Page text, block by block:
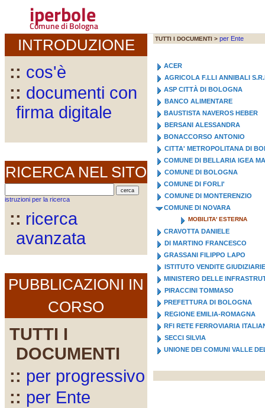
iperbole
Comune di Bologna
INTRODUZIONE
:: cos'è
:: documenti con
firma digitale
RICERCA NEL SITO
istruzioni per la ricerca
:: ricerca
avanzata
PUBBLICAZIONI IN
CORSO
TUTTI I
DOCUMENTI
:: per progressivo
:: per Ente
TUTTI I DOCUMENTI > per Ente
ACER
AGRICOLA F.LLI ANNIBALI
ASP CITTÀ DI BOLOGNA
BANCO ALIMENTARE
BAUSTISTA NAVEROS HEBER
BERSANI ALESSANDRA
BONACCORSO ANTONIO
CITTA' METROPOLITANA DI
COMUNE DI BELLARIA IGEA
COMUNE DI BOLOGNA
COMUNE DI FORLI'
COMUNE DI MONTERENZIO
COMUNE DI NOVARA
MOBILITA' ESTERNA
CRAVOTTA DANIELE
DI MARTINO FRANCESCO
GRASSANI FILIPPO LAPO
ISTITUTO VENDITE GIUDIZIARIE
MINISTERO DELLE
PIRACCINI TOMMASO
PREFETTURA DI BOLOGNA
REGIONE EMILIA-ROMAGNA
RFI RETE FERROVIARIA
SECCI SILVIA
UNIONE DEI COMUNI VALLE